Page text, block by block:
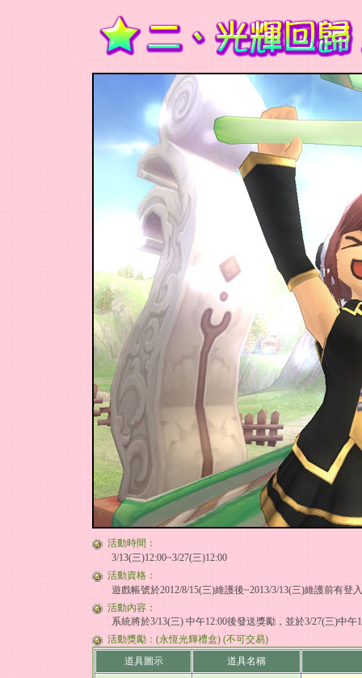
活動時間：
3/13(三)12:00~3/27(三)12:00
活動資格：
遊戲帳號於2012/8/15(三)維護後~2013/3/13(三)維護前有登
活動內容：
系統將於3/13(三) 中午12:00後發送獎勵，並於3/27(三)中午
活動獎勵：(永恆光輝禮盒) (不可交易)
道具圖示
道具名稱